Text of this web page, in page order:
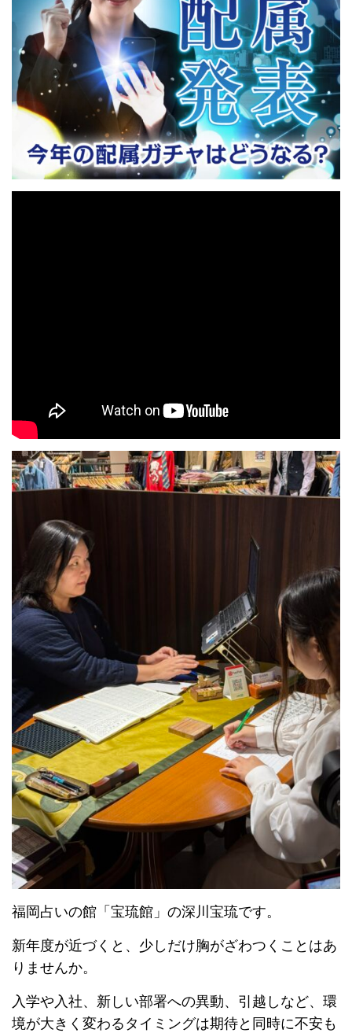
福岡占いの館「宝琉館」の深川宝琉です。
新年度が近づくと、少しだけ胸がざわつくことはあ
りませんか。
入学や入社、新しい部署への異動、引越しなど、環
境が大きく変わるタイミングは期待と同時に不安も